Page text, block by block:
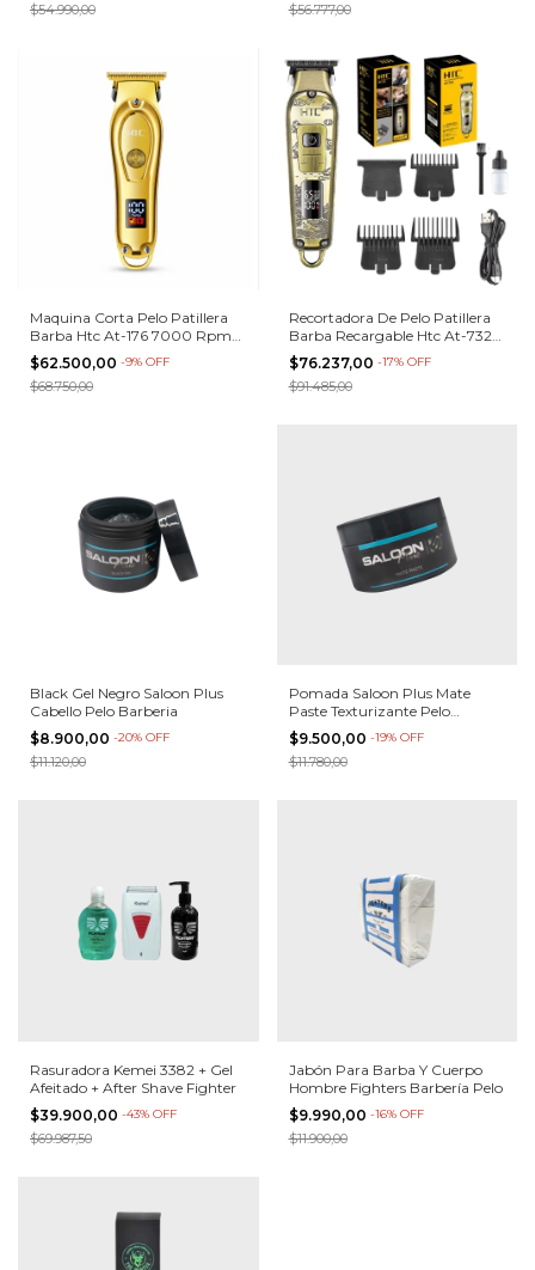
$54.990,00 $56.777,00
Maquina Corta Pelo Patillera
Barba Htc At-176 7000 Rpm
Dorado
$62.500,00 -9% OFF
$68.750,00
Recortadora De Pelo Patillera
Barba Recargable Htc At-732
Dorado
$76.237,00 -17% OFF
$91.485,00
Black Gel Negro Saloon Plus
Cabello Pelo Barberia
$8.900,00 -20% OFF
$11.120,00
Pomada Saloon Plus Mate
Paste Texturizante Pelo
Barberia
$9.500,00 -19% OFF
$11.780,00
Rasuradora Kemei 3382 + Gel
Afeitado + After Shave Fighter
$39.900,00 -43% OFF
$69.987,50
Jabón Para Barba Y Cuerpo
Hombre Fighters Barbería Pelo
$9.990,00 -16% OFF
$11.900,00